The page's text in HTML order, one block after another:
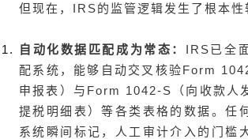
但现在，IRS的监管逻辑发生了根本性
自动化数据匹配成为常态： IRS已全
配系统，能够自动交叉核验Form
申报表）与Form 1042-S（向收款人
提税明细表）等各类表格的数据。任
系统瞬间标记，人工审计介入的门槛